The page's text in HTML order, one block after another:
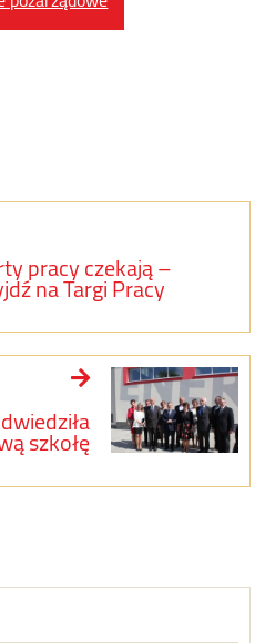
pracy czekają –
na Targi Pracy
szkołę